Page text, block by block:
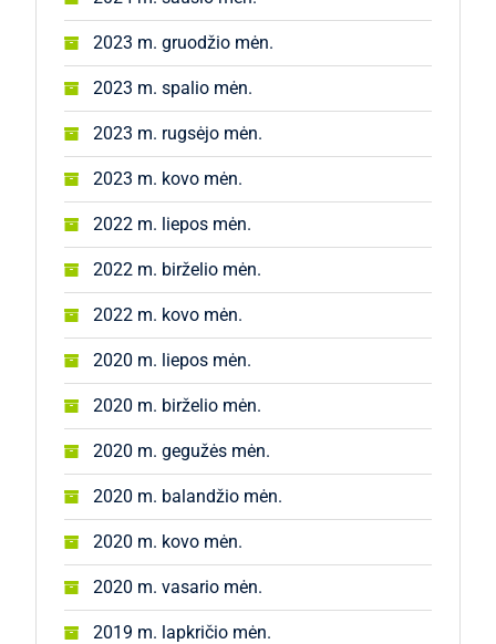
2023 m. gruodžio mėn.
2023 m. spalio mėn.
2023 m. rugsėjo mėn.
2023 m. kovo mėn.
2022 m. liepos mėn.
2022 m. birželio mėn.
2022 m. kovo mėn.
2020 m. liepos mėn.
2020 m. birželio mėn.
2020 m. gegužės mėn.
2020 m. balandžio mėn.
2020 m. kovo mėn.
2020 m. vasario mėn.
2019 m. lapkričio mėn.